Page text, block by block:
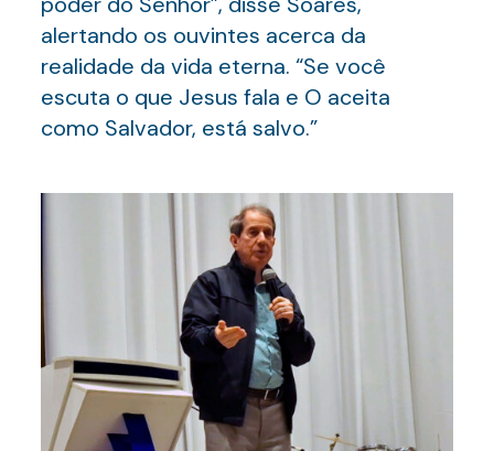
alertando os ouvintes acerca da
realidade da vida eterna. “Se você
escuta o que Jesus fala e O aceita
como Salvador, está salvo.”